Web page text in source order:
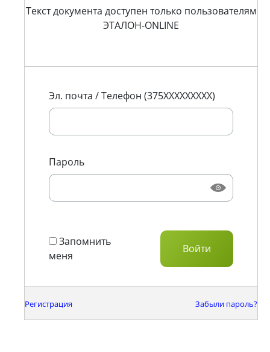
Текст документа доступен только пользователям
ЭТАЛОН-ONLINE
Эл. почта / Телефон (375XXXXXXXXX)
Пароль
Запомнить
меня
Регистрация Забыли пароль?